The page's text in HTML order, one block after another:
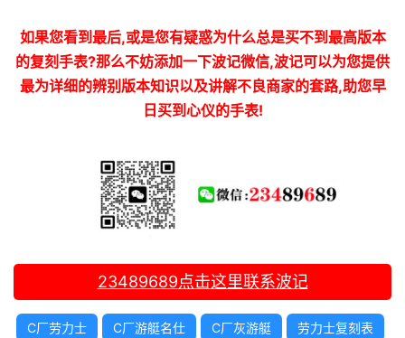
如果您看到最后,或是您有疑惑为什么总是买不到最高版本
的复刻手表?那么不妨添加一下波记微信,波记可以为您提供
最为详细的辨别版本知识以及讲解不良商家的套路,助您早
日买到心仪的手表!
23489689点击这里联系波记
C厂劳力士 C厂游艇名仕 C厂灰游艇 劳力士复刻表